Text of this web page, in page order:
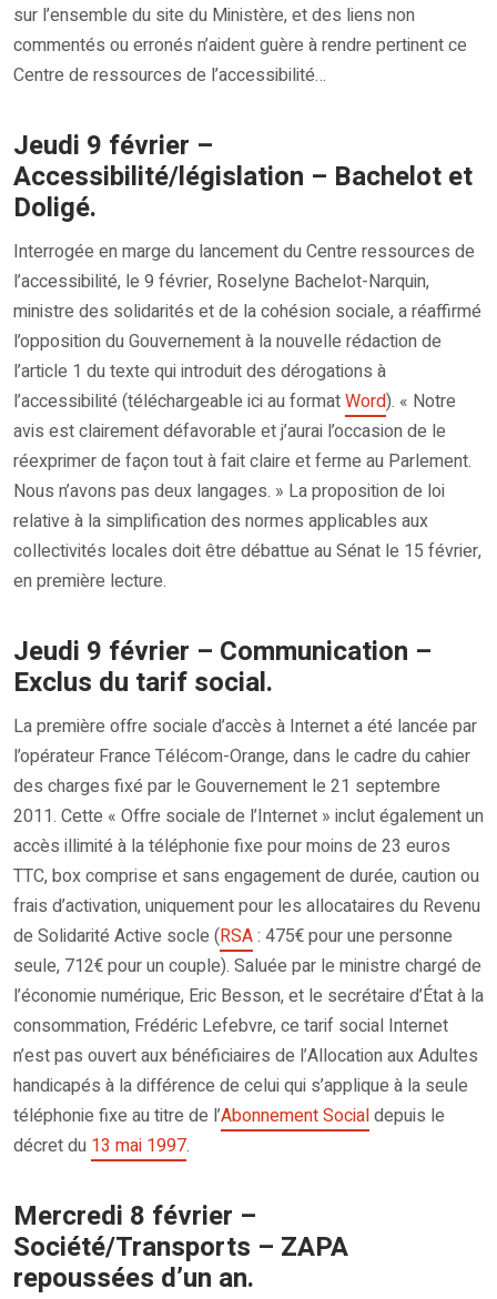
sur l’ensemble du site du Ministère, et des liens non
commentés ou erronés n’aident guère à rendre pertinent ce
Centre de ressources de l’accessibilité…
Jeudi 9 février –
Accessibilité/législation – Bachelot et
Doligé.
Interrogée en marge du lancement du Centre ressources de
l’accessibilité, le 9 février, Roselyne Bachelot-Narquin,
ministre des solidarités et de la cohésion sociale, a réaffirmé
l’opposition du Gouvernement à la nouvelle rédaction de
l’article 1 du texte qui introduit des dérogations à
l’accessibilité (téléchargeable ici au formatWord). « Notre
avis est clairement défavorable et j’aurai l’occasion de le
réexprimer de façon tout à fait claire et ferme au Parlement.
Nous n’avons pas deux langages. » La proposition de loi
relative à la simplification des normes applicables aux
collectivités locales doit être débattue au Sénat le 15 février,
en première lecture.
Jeudi 9 février – Communication –
Exclus du tarif social.
La première offre sociale d’accès à Internet a été lancée par
l’opérateur France Télécom-Orange, dans le cadre du cahier
des charges fixé par le Gouvernement le 21 septembre
2011. Cette « Offre sociale de l’Internet » inclut également un
accès illimité à la téléphonie fixe pour moins de 23 euros
TTC, box comprise et sans engagement de durée, caution ou
frais d’activation, uniquement pour les allocataires du Revenu
de Solidarité Active socle (RSA: 475€ pour une personne
seule, 712€ pour un couple). Saluée par le ministre chargé de
l’économie numérique, Eric Besson, et le secrétaire d’État à la
consommation, Frédéric Lefebvre, ce tarif social Internet
n’est pas ouvert aux bénéficiaires de l’Allocation aux Adultes
handicapés à la différence de celui qui s’applique à la seule
téléphonie fixe au titre de l’Abonnement Socialdepuis le
décret du 13 mai 1997.
Mercredi 8 février –
Société/Transports – ZAPA
repoussées d’un an.